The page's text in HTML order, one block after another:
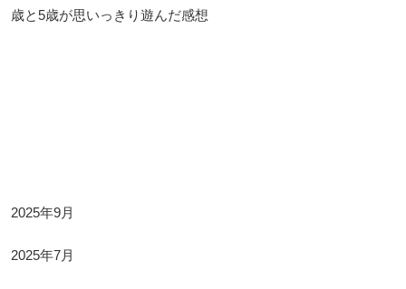
歳と5歳が思いっきり遊んだ感想
2025年9月
2025年7月